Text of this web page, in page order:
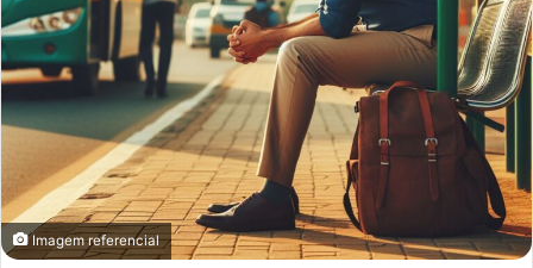
Imagem referencial